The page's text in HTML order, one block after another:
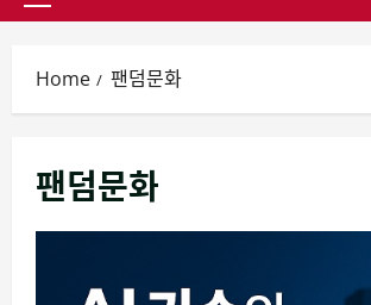
Primary
Home 팬덤문화
팬덤문화